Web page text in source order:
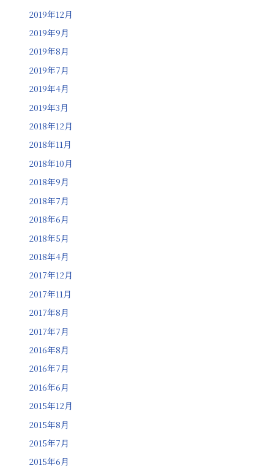
2019年12月
2019年9月
2019年8月
2019年7月
2019年4月
2019年3月
2018年12月
2018年11月
2018年10月
2018年9月
2018年7月
2018年6月
2018年5月
2018年4月
2017年12月
2017年11月
2017年8月
2017年7月
2016年8月
2016年7月
2016年6月
2015年12月
2015年8月
2015年7月
2015年6月